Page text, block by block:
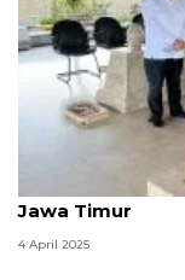
Menko Polkam
Jawa Timur
4 April 2025